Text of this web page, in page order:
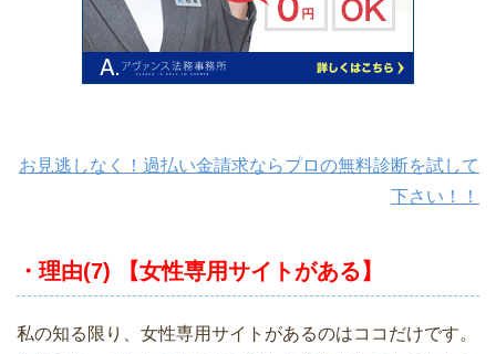
お見逃しなく！過払い金請求ならプロの無料診断を試して
下さい！！
・理由(7) 【女性専用サイトがある】
私の知る限り、女性専用サイトがあるのはココだけです。